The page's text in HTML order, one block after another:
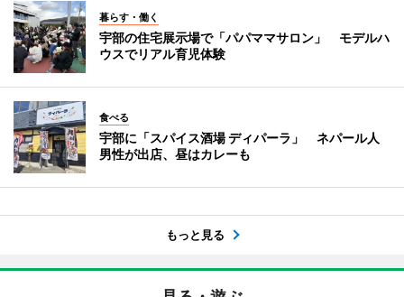
暮らす・働く
宇部の住宅展示場で「パパママサロン」 モデルハ
ウスでリアル育児体験
食べる
宇部に「スパイス酒場 ディパーラ」 ネパール人
男性が出店、昼はカレーも
もっと見る